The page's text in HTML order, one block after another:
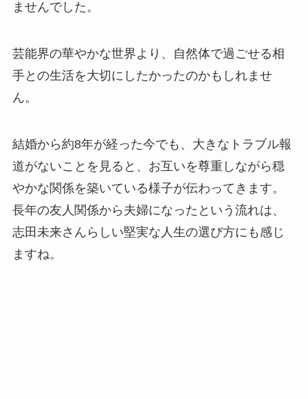
ませんでした。
芸能界の華やかな世界より、自然体で過ごせる相
手との生活を大切にしたかったのかもしれませ
ん。
結婚から約8年が経った今でも、大きなトラブル報
道がないことを見ると、お互いを尊重しながら穏
やかな関係を築いている様子が伝わってきます。
長年の友人関係から夫婦になったという流れは、
志田未来さんらしい堅実な人生の選び方にも感じ
ますね。